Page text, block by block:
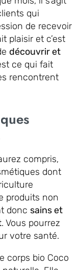
qui
de recevoir
plaisir et c’est
découvrir et
ce qui fait
rencontrent
compris,
dont
produits non
donc sains et
. Vous pourrez
votre santé.
corps bio Coco